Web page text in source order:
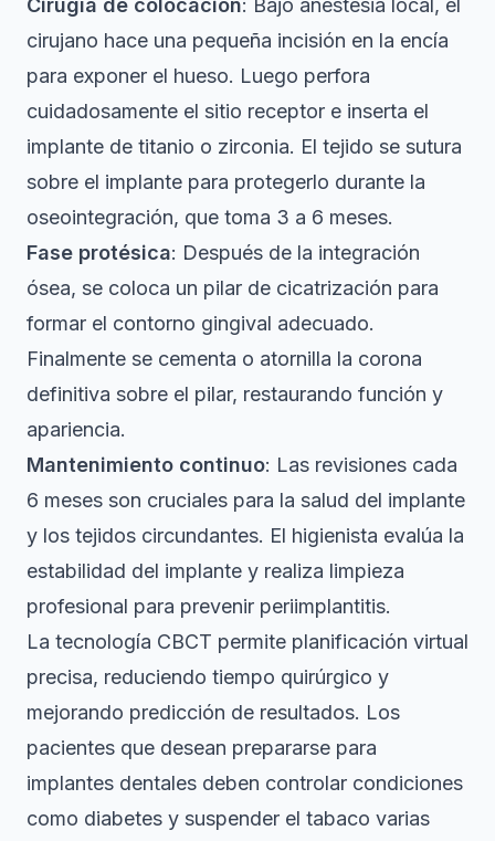
Cirugía de colocación: Bajo anestesia local, el
cirujano hace una pequeña incisión en la encía
para exponer el hueso. Luego perfora
cuidadosamente el sitio receptor e inserta el
implante de titanio o zirconia. El tejido se sutura
sobre el implante para protegerlo durante la
oseointegración, que toma 3 a 6 meses.
Fase protésica: Después de la integración
ósea, se coloca un pilar de cicatrización para
formar el contorno gingival adecuado.
Finalmente se cementa o atornilla la corona
definitiva sobre el pilar, restaurando función y
apariencia.
Mantenimiento continuo: Las revisiones cada
6 meses son cruciales para la salud del implante
y los tejidos circundantes. El higienista evalúa la
estabilidad del implante y realiza limpieza
profesional para prevenir periimplantitis.
La tecnología CBCT permite planificación virtual
precisa, reduciendo tiempo quirúrgico y
mejorando predicción de resultados. Los
pacientes que desean prepararse para
implantes dentales deben controlar condiciones
como diabetes y suspender el tabaco varias